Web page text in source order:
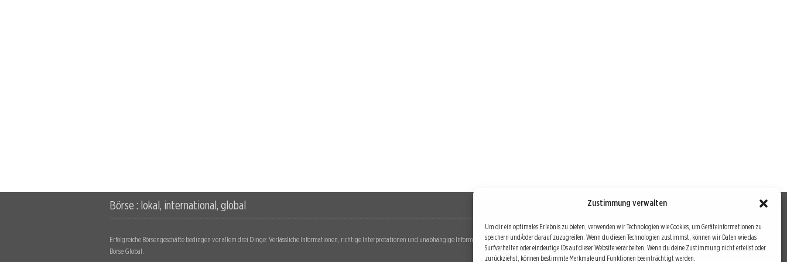
Zustimmung verwalten
Um dir ein optimales Erlebnis zu bieten, verwenden wir Technologien wie Cookies, um Geräteinformationen zu
speichern und/oder darauf zuzugreifen. Wenn du diesen Technologien zustimmst, können wir Daten wie das
Surfverhalten oder eindeutige IDs auf dieser Website verarbeiten. Wenn du deine Zustimmung nicht erteilst oder
zurückziehst, können bestimmte Merkmale und Funktionen beeinträchtigt werden.
Börse : lokal, international, global
Erfolgreiche Börsengeschäfte bedingen vor allem drei Dinge: Verlässliche Informationen, richtige Interpretationen und unabhängige Informationsquellen. Diese drei Bausteine sind auch die redaktionelle Leitlinie von
Börse Global.